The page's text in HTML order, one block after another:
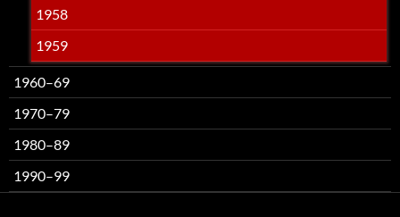
1958
1959
1960–69
1970–79
1980–89
1990–99